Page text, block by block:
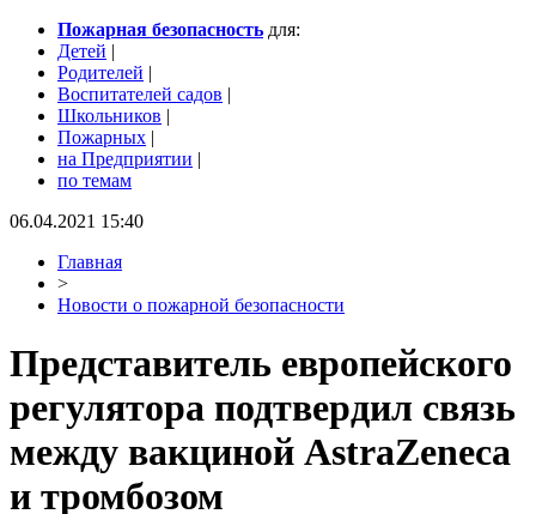
Пожарная безопасность для:
Детей |
Родителей |
Воспитателей садов |
Школьников |
Пожарных |
на Предприятии |
по темам
06.04.2021 15:40
Главная
>
Новости о пожарной безопасности
Представитель европейского
регулятора подтвердил связь
между вакциной AstraZeneca
и тромбозом